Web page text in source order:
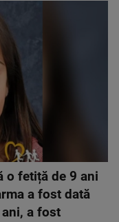
o fetiță de 9 ani
a fost dată
a fost